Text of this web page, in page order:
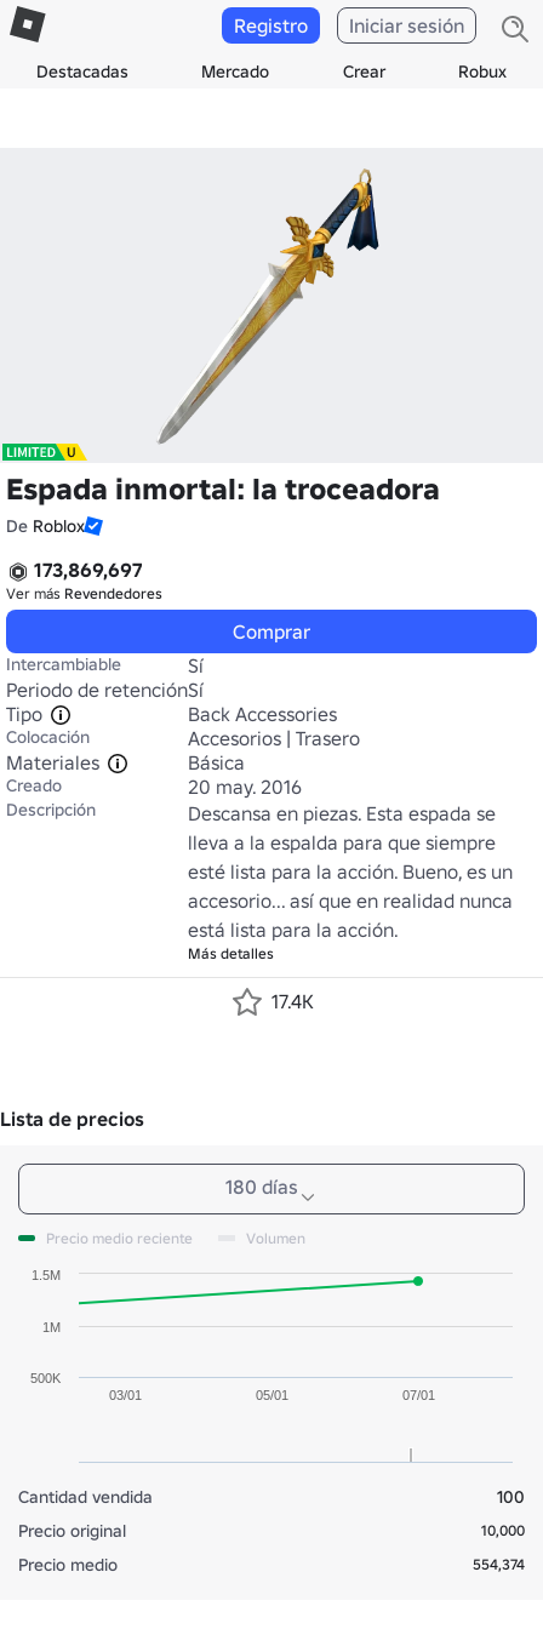
Destacadas Mercado Crear Robux
Registro Iniciar sesión
Espada inmortal: la troceadora
De Roblox
173,869,697
Ver más Revendedores
Comprar
Intercambiable
Sí
Periodo de retenciónSí
Tipo
Back Accessories
Colocación
Accesorios | Trasero
Materiales
Básica
Creado 20 may. 2016
Descripción
Descansa en piezas. Esta espada se
lleva a la espalda para que siempre
esté lista para la acción. Bueno, es un
accesorio... así que en realidad nunca
está lista para la acción.
Más detalles
17.4K
Lista de precios
180 días
Precio medio reciente Volumen
03/01 05/01 07/01
500K
1M
1.5M
Cantidad vendida
100
Precio original
10,000
Precio medio 554,374